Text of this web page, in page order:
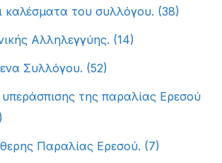
καλέσματα του συλλόγου. (38)
Αλληλεγγύης. (14)
Συλλόγου. (52)
της παραλίας Ερεσού
Παραλίας Ερεσού. (7)